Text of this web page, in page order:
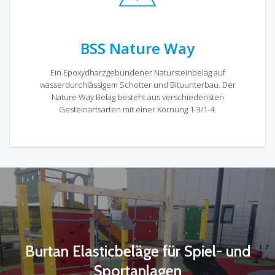
BSS Nature Way
Ein Epoxydharzgebundener Natursteinbelag auf
wasserdurchlässigem Schotter und Bituunterbau. Der
Nature Way Belag besteht aus verschiedensten
Gesteinartsarten mit einer Körnung 1-3/1-4.
Burtan Elasticbeläge für Spiel- und
Sportanlagen